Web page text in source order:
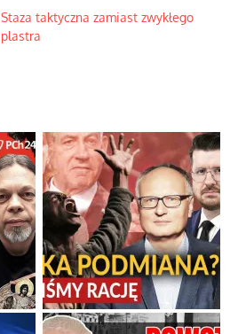
Staza taktyczna zamiast zwykłego
plastra